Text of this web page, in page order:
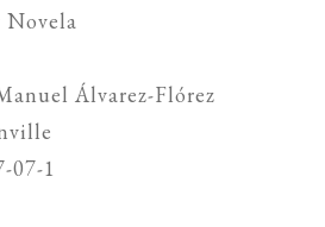
Novela
Álvarez-Flórez
07-1